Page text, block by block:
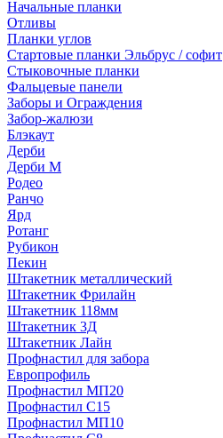
Начальные планки
Отливы
Планки углов
Стартовые планки Эльбрус / софит
Стыковочные планки
Фальцевые панели
Заборы и Ограждения
Забор-жалюзи
Блэкаут
Дерби
Дерби M
Родео
Ранчо
Ярд
Ротанг
Рубикон
Пекин
Штакетник металлический
Штакетник Фрилайн
Штакетник 118мм
Штакетник 3Д
Штакетник Лайн
Профнастил для забора
Европрофиль
Профнастил МП20
Профнастил C15
Профнастил МП10